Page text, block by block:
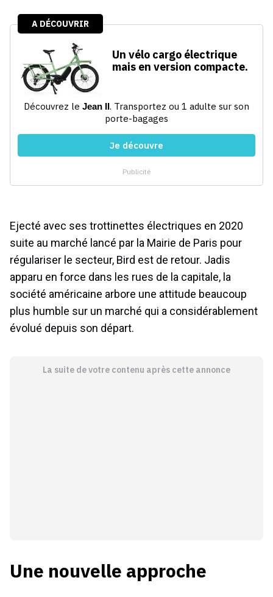
Ejecté avec ses trottinettes électriques en 2020
suite au marché lancé par la Mairie de Paris pour
régulariser le secteur, Bird est de retour. Jadis
apparu en force dans les rues de la capitale, la
société américaine arbore une attitude beaucoup
plus humble sur un marché qui a considérablement
évolué depuis son départ.
La suite de votre contenu après cette annonce
Une nouvelle approche